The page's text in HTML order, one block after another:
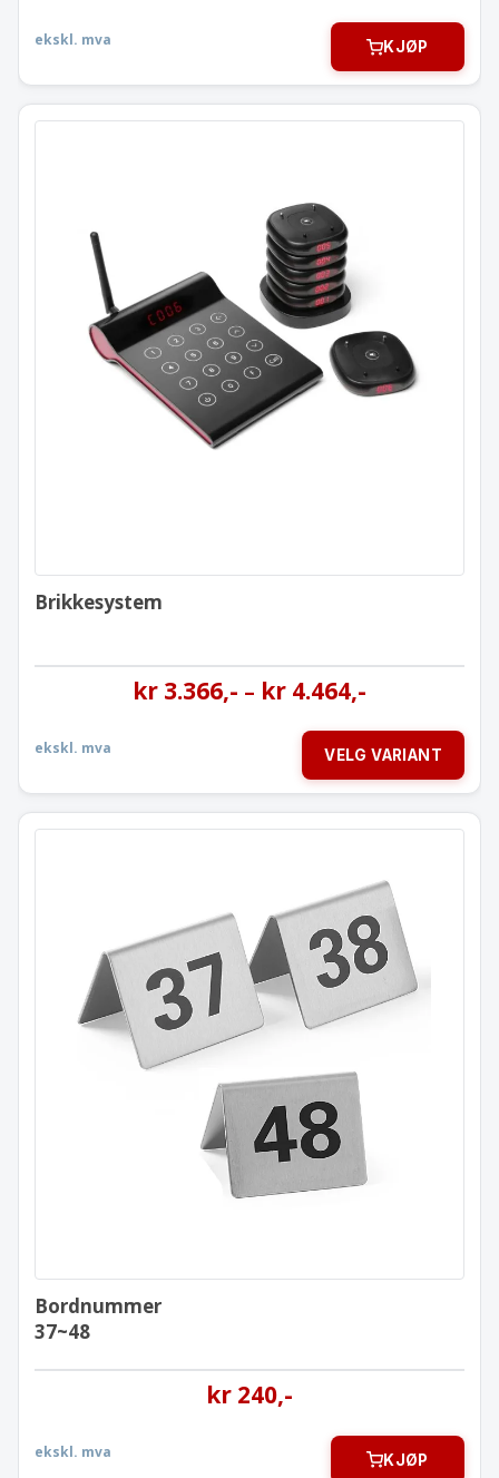
ekskl. mva KJØP
Brikkesystem
Brikkesystem
kr 3.366,- – kr 4.464,-
ekskl. mva VELG VARIANT
Bordnummer
37~48
kr 240,-
ekskl. mva KJØP